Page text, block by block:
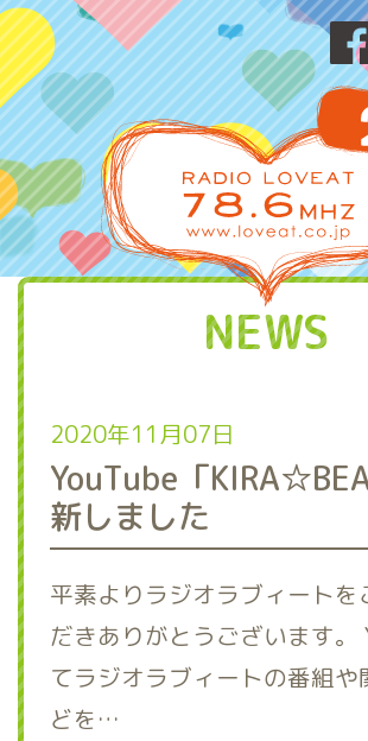
NEWS
2020年11月07日
YouTube「
新しました
平素よりラジオラブィートを
だきありがとうございます。
てラジオラブィートの番組や
どを…